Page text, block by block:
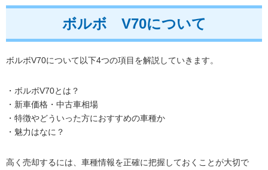
ボルボ V70について
ボルボV70について以下4つの項目を解説していきます。
・ボルボV70とは？
・新車価格・中古車相場
・特徴やどういった方におすすめの車種か
・魅力はなに？
高く売却するには、車種情報を正確に把握しておくことが大切で